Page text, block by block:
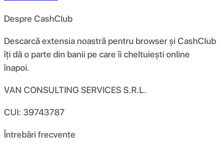
Despre CashClub
Descarcă extensia noastră pentru browser și CashClub
îți dă o parte din banii pe care îi cheltuiești online
înapoi.
VAN CONSULTING SERVICES S.R.L.
CUI: 39743787
Întrebări frecvente